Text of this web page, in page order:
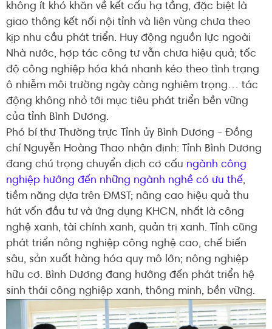
không ít khó khăn về kết cấu hạ tầng, đặc biệt là
giao thông kết nối nội tỉnh và liên vùng chưa theo
kịp nhu cầu phát triển. Huy động nguồn lực ngoài
Nhà nước, hợp tác công tư vẫn chưa hiệu quả; tốc
độ công nghiệp hóa khá nhanh kéo theo tình trạng
ô nhiễm môi trường ngày càng nghiêm trọng… tác
động không nhỏ tới mục tiêu phát triển bền vững
của tỉnh Bình Dương.
Phó bí thư Thường trực Tỉnh ủy Bình Dương - Đồng
chí Nguyễn Hoàng Thao nhận định: Tỉnh Bình Dương
đang chú trọng chuyển dịch cơ cấu ngành công
nghiệp hướng đến những ngành nghề có ưu thế,
tiềm năng dựa trên ĐMST; nâng cao hiệu quả thu
hút vốn đầu tư và ứng dụng KHCN, nhất là công
nghệ xanh, tài chính xanh, quản trị xanh. Tỉnh cũng
phát triển nông nghiệp công nghệ cao, chế biến
sâu, sản xuất hàng hóa quy mô lớn; nông nghiệp
hữu cơ. Bình Dương đang hướng đến phát triển hệ
sinh thái công nghiệp xanh, thông minh, bền vững.